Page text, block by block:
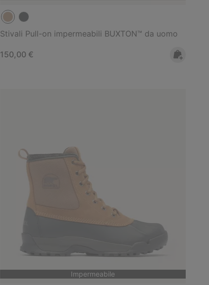
Stivali Pull-on impermeabili BUXTON™ da uomo
Regular price:
150,00 €
Impermeabile